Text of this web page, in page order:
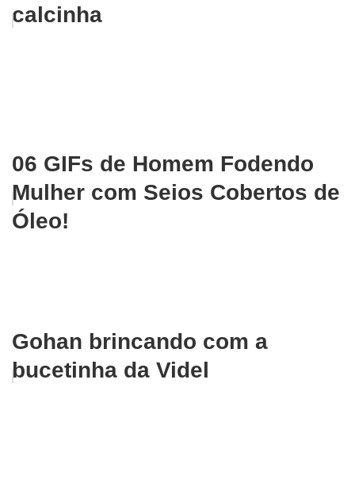
calcinha
06 GIFs de Homem Fodendo
Mulher com Seios Cobertos de
Óleo!
Gohan brincando com a
bucetinha da Videl